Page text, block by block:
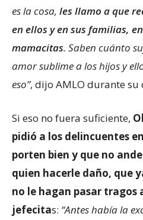
es la cosa, les llamo a que
en ellos y en sus familias,
mamacitas. Saben cuánto
amor sublime a los hijos y
eso”, dijo AMLO durante su
Si eso no fuera suficiente,
pidió a los delincuentes
porten bien y que no
quien hacerle daño, que
no le hagan pasar tragos
jefecitas: “Antes había la